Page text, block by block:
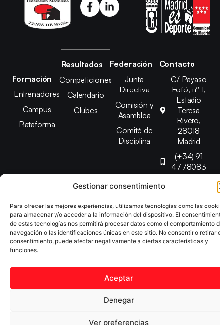
Gestionar consentimiento
Para ofrecer las mejores experiencias, utilizamos tecnologías como las
para almacenar y/o acceder a la información del dispositivo. El
de estas tecnologías nos permitirá procesar datos como el comportamiento
navegación o las identificaciones únicas en este sitio. No consentir o retirar
consentimiento, puede afectar negativamente a ciertas características y
funciones.
Aceptar
Denegar
Ver preferencias
Formación
Entrenadores
Campus
Plataforma
Resultados
Competiciones
Calendario
Clubes
Federación
Junta
Directiva
Comisión y
Asamblea
Comité de
Disciplina
Contacto
C/ Payaso
Fofó, nº 1,
Estadio
Teresa
Rivero,
28018
Madrid
(+34) 91
4778083
Copyright © 2025 Federación Madrileña de Tenis de Mesa |
Desarrollado porTOOOLS
Aviso Legal